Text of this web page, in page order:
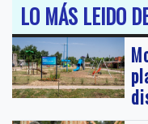
LO MÁS LEIDO